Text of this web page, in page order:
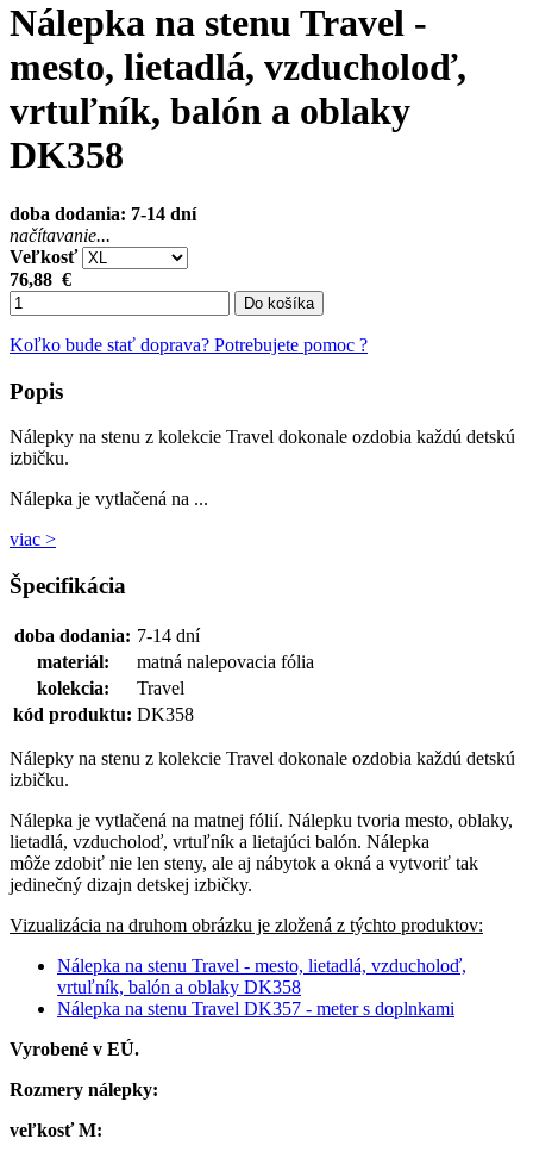
Nálepka na stenu Travel -
mesto, lietadlá, vzducholoď,
vrtuľník, balón a oblaky
DK358
doba dodania: 7-14 dní
načítavanie...
Veľkosť
76,88 €
Do košíka
Koľko bude stať doprava? Potrebujete pomoc ?
Popis
Nálepky na stenu z kolekcie Travel dokonale ozdobia každú detskú
izbičku.
Nálepka je vytlačená na ...
viac >
Špecifikácia
doba dodania: 7-14 dní
materiál:
matná nalepovacia fólia
kolekcia:
Travel
kód produktu: DK358
Nálepky na stenu z kolekcie Travel dokonale ozdobia každú detskú
izbičku.
Nálepka je vytlačená na matnej fólií. Nálepku tvoria mesto, oblaky,
lietadlá, vzducholoď, vrtuľník a lietajúci balón. Nálepka
môže zdobiť nie len steny, ale aj nábytok a okná a vytvoriť tak
jedinečný dizajn detskej izbičky.
Vizualizácia na druhom obrázku je zložená z týchto produktov:
Nálepka na stenu Travel - mesto, lietadlá, vzducholoď,
vrtuľník, balón a oblaky DK358
Nálepka na stenu Travel DK357 - meter s doplnkami
Vyrobené v EÚ.
Rozmery nálepky:
veľkosť M: